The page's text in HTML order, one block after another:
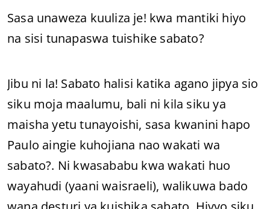
Sasa unaweza kuuliza je! kwa mantiki hiyo
na sisi tunapaswa tuishike sabato?
Jibu ni la! Sabato halisi katika agano jipya sio
siku moja maalumu, bali ni kila siku ya
maisha yetu tunayoishi, sasa kwanini hapo
Paulo aingie kuhojiana nao wakati wa
sabato?. Ni kwasababu kwa wakati huo
wayahudi (yaani waisraeli), walikuwa bado